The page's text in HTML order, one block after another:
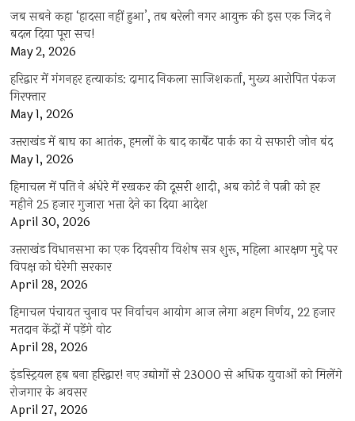
जब सबने कहा ‘हादसा नहीं हुआ’, तब बरेली नगर आयुक्त की इस एक जिद ने
बदल दिया पूरा सच!
May 2, 2026
हरिद्वार में गंगनहर हत्याकांड: दामाद निकला साजिशकर्ता, मुख्य आरोपित पंकज
गिरफ्तार
May 1, 2026
उत्तराखंड में बाघ का आतंक, हमलों के बाद कार्बेट पार्क का ये सफारी जोन बंद
May 1, 2026
हिमाचल में पति ने अंधेरे में रखकर की दूसरी शादी, अब कोर्ट ने पत्नी को हर
महीने 25 हजार गुजारा भत्ता देने का दिया आदेश
April 30, 2026
उत्तराखंड विधानसभा का एक दिवसीय विशेष सत्र शुरू, महिला आरक्षण मुद्दे पर
विपक्ष को घेरेगी सरकार
April 28, 2026
हिमाचल पंचायत चुनाव पर निर्वाचन आयोग आज लेगा अहम निर्णय, 22 हजार
मतदान केंद्रों में पड़ेंगे वोट
April 28, 2026
इंडस्ट्रियल हब बना हरिद्वार! नए उद्योगों से 23000 से अधिक युवाओं को मिलेंगे
रोजगार के अवसर
April 27, 2026